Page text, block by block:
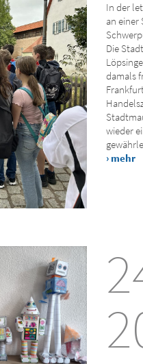
In der
an
Die
damals
wieder
› mehr